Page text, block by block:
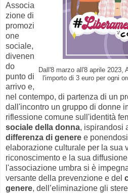
Dall'8 marzo all'8 aprile 2023,
l'importo di 3 euro per ogni
Associa
zione di
promozi
one
sociale,
divenen
do
punto di
arrivo e,
nel contempo, di partenza di un
dall'incontro un gruppo di donne
riflessione comune sull'identità
sociale della donna, ispirandosi
differenza di genere e
elaborazione culturale per la sua
riconoscimento e la sua
l'associazione umbra si è
versante della prevenzione e del
genere, dell’eliminazione gli